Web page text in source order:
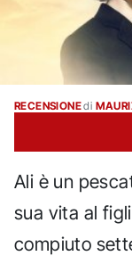
RECENSIONEdi
Ali è un
sua vita al
compiuto